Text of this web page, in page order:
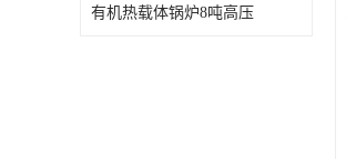
有机热载体锅炉8吨高压